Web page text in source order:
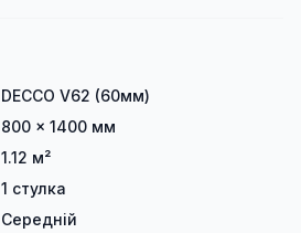
DECCO V62 (60мм)
800 × 1400 мм
1.12 м²
1 стулка
Середній